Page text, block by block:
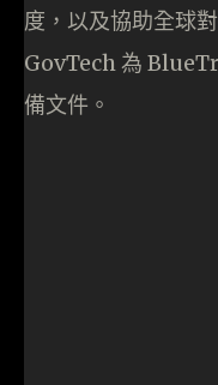
度，以及協助全球
GovTech 為
備文件。